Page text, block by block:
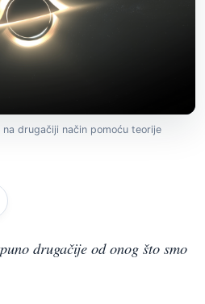
drugačiji način pomoću teorije
drugačije od onog što smo